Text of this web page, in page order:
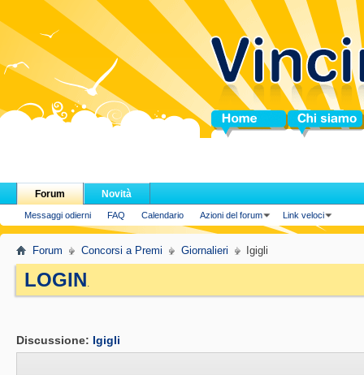
Home Chi siamo
Forum
Messaggi odierni FAQ Calendario Azioni del forum Link veloci
Novità
Forum Concorsi a Premi Giornalieri Igigli
LOGIN.
Discussione: Igigli